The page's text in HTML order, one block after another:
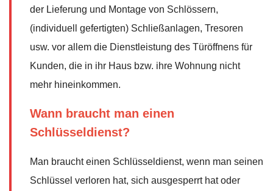
der Lieferung und Montage von Schlössern,
(individuell gefertigten) Schließanlagen, Tresoren
usw. vor allem die Dienstleistung des Türöffnens für
Kunden, die in ihr Haus bzw. ihre Wohnung nicht
mehr hineinkommen.
Wann braucht man einen
Schlüsseldienst?
Man braucht einen Schlüsseldienst, wenn man seinen
Schlüssel verloren hat, sich ausgesperrt hat oder